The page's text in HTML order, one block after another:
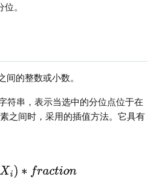
。
的整数或小数。
符串，表示当选中的分位点位于在
之间时，采用的插值方法。它具有